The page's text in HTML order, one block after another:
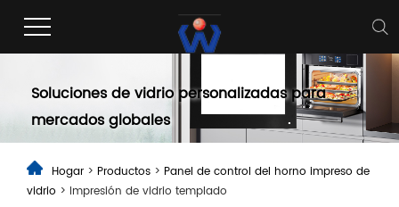
Soluciones de vidrio personalizadas para
mercados globales
Hogar > Productos > Panel de control del horno impreso de
vidrio > Impresión de vidrio templado